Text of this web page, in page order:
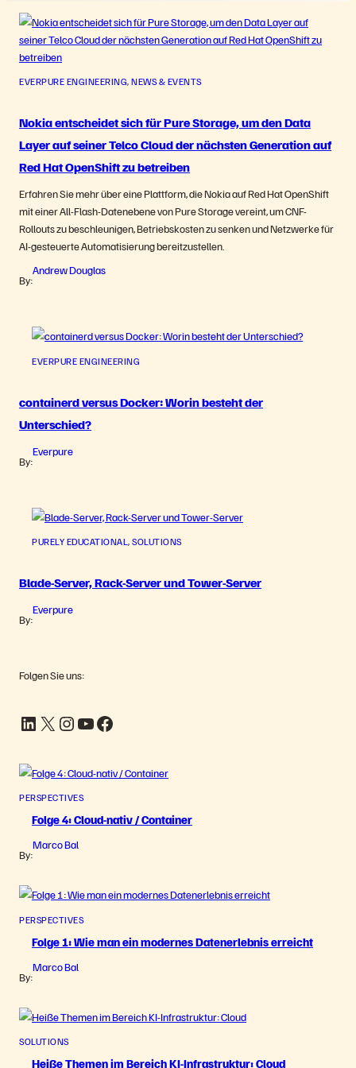
EVERPURE ENGINEERING, NEWS & EVENTS
Nokia entscheidet sich für Pure Storage, um den Data
Layer auf seiner Telco Cloud der nächsten Generation auf
Red Hat OpenShift zu betreiben
Erfahren Sie mehr über eine Plattform, die Nokia auf Red Hat OpenShift
mit einer All-Flash-Datenebene von Pure Storage vereint, um CNF-
Rollouts zu beschleunigen, Betriebskosten zu senken und Netzwerke für
AI-gesteuerte Automatisierung bereitzustellen.
By:
Andrew Douglas
EVERPURE ENGINEERING
containerd versus Docker: Worin besteht der
Unterschied?
By:
Everpure
PURELY EDUCATIONAL, SOLUTIONS
Blade-Server, Rack-Server und Tower-Server
By:
Everpure
Folgen Sie uns:
LinkedIn X Instagram YouTube Facebook
PERSPECTIVES
Folge 4: Cloud-nativ / Container
By:
Marco Bal
PERSPECTIVES
Folge 1: Wie man ein modernes Datenerlebnis erreicht
By:
Marco Bal
SOLUTIONS
Heiße Themen im Bereich KI-Infrastruktur: Cloud